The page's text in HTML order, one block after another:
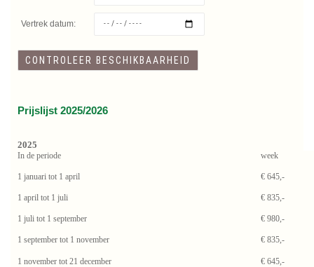
Vertrek datum:
Prijslijst 2025/2026
2025
In de periode week
1 januari tot 1 april € 645,-
1 april tot 1 juli € 835,-
1 juli tot 1 september € 980,-
1 september tot 1 november € 835,-
1 november tot 21 december € 645,-